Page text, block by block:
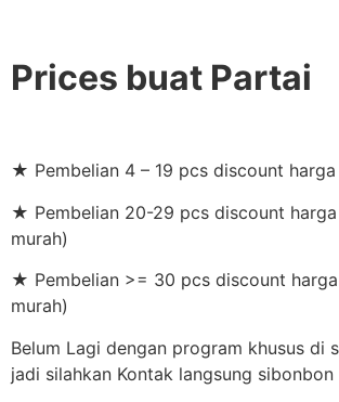
Prices buat Partai
★ Pembelian 4 – 19 pcs discount harga
★ Pembelian 20-29 pcs discount
murah)
★ Pembelian >= 30 pcs discount
murah)
Belum Lagi dengan program khusus di
jadi silahkan Kontak langsung sibonbon